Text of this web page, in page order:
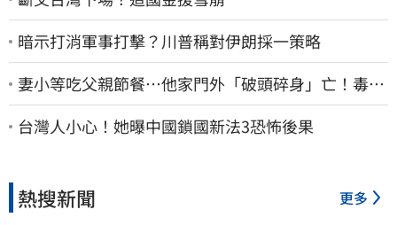
暗示打消軍事打擊？川普稱對伊朗採一策略
妻小等吃父親節餐⋯他家門外「破頭碎身」亡！毒駕
男一路向南撞死人收押
台灣人小心！她曝中國鎖國新法3恐怖後果
熱搜新聞 更多